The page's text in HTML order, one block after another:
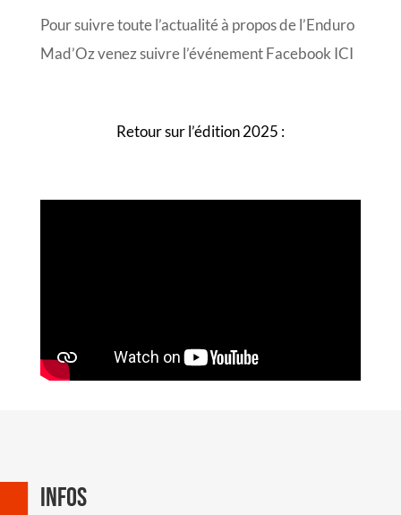
Pour suivre toute l’actualité à propos de l’Enduro
Mad’Oz venez suivre l’événement Facebook ICI
Retour sur l’édition 2025 :
Infos